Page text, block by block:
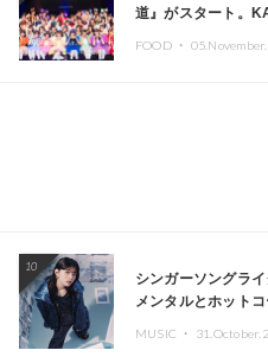
道』がスタート。
FOOD ・
10
シンガーソングラ
メンタルとホット
MUSIC ・